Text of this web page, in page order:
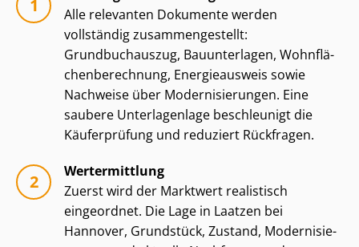
Alle relevanten Dokumente werden
vollständig zu­sam­men­ge­stellt:
Grundbuchauszug, Bauunterlagen, Wohn­flä­
chen­be­rech­nung, Energieausweis sowie
Nachweise über Mo­der­ni­sie­run­gen. Eine
saubere Unterlagenlage beschleunigt die
Käuferprüfung und reduziert Rückfragen.
Wertermittlung
Zuerst wird der Marktwert realistisch
eingeordnet. Die Lage in Laatzen bei
Hannover, Grundstück, Zustand, Mo­der­ni­sie­